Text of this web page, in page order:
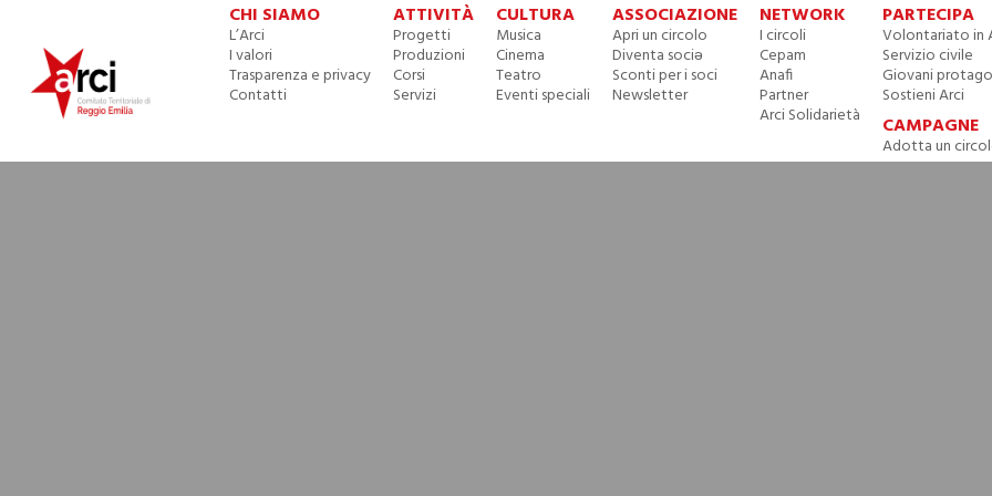
CHI SIAMO
L’Arci
I valori
Trasparenza e privacy
Contatti
ATTIVITÀ
Progetti
Produzioni
Corsi
Servizi
CULTURA
Musica
Cinema
Teatro
Eventi speciali
ASSOCIAZIONE
Apri un circolo
Diventa sociə
Sconti per i soci
Newsletter
NETWORK
I circoli
Cepam
Anafi
Partner
Arci Solidarietà
PARTECIPA
Volontariato in
Servizio civile
Giovani
Sostieni Arci
CAMPAGNE
Adotta un